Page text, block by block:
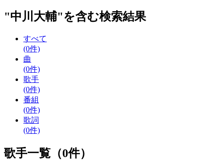
"中川大輔"を含む検索結果
すべて
(0件)
曲
(0件)
歌手
(0件)
番組
(0件)
歌詞
(0件)
歌手一覧（0件）